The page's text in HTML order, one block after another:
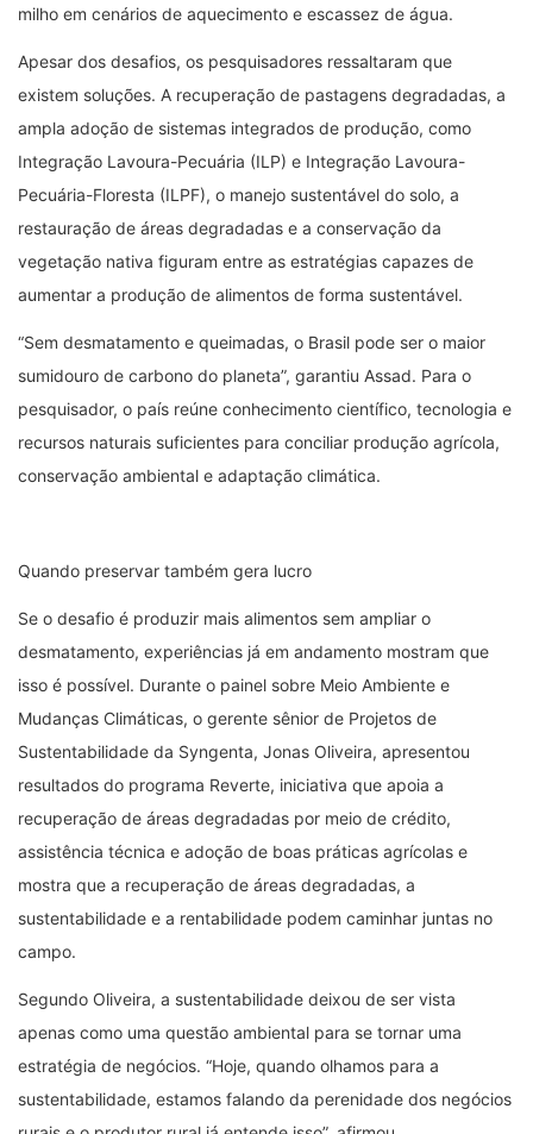
milho em cenários de aquecimento e escassez de água.
Apesar dos desafios, os pesquisadores ressaltaram que
existem soluções. A recuperação de pastagens degradadas, a
ampla adoção de sistemas integrados de produção, como
Integração Lavoura-Pecuária (ILP) e Integração Lavoura-
Pecuária-Floresta (ILPF), o manejo sustentável do solo, a
restauração de áreas degradadas e a conservação da
vegetação nativa figuram entre as estratégias capazes de
aumentar a produção de alimentos de forma sustentável.
“Sem desmatamento e queimadas, o Brasil pode ser o maior
sumidouro de carbono do planeta”, garantiu Assad. Para o
pesquisador, o país reúne conhecimento científico, tecnologia e
recursos naturais suficientes para conciliar produção agrícola,
conservação ambiental e adaptação climática.
Quando preservar também gera lucro
Se o desafio é produzir mais alimentos sem ampliar o
desmatamento, experiências já em andamento mostram que
isso é possível. Durante o painel sobre Meio Ambiente e
Mudanças Climáticas, o gerente sênior de Projetos de
Sustentabilidade da Syngenta, Jonas Oliveira, apresentou
resultados do programa Reverte, iniciativa que apoia a
recuperação de áreas degradadas por meio de crédito,
assistência técnica e adoção de boas práticas agrícolas e
mostra que a recuperação de áreas degradadas, a
sustentabilidade e a rentabilidade podem caminhar juntas no
campo.
Segundo Oliveira, a sustentabilidade deixou de ser vista
apenas como uma questão ambiental para se tornar uma
estratégia de negócios. “Hoje, quando olhamos para a
sustentabilidade, estamos falando da perenidade dos negócios